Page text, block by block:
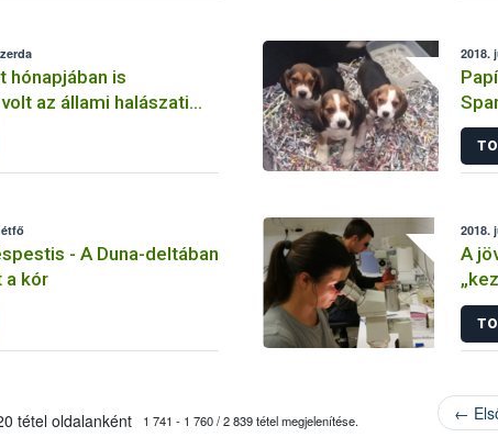
hónapjában is
az állami halászati
2018.
- A Duna-deltában
a kór
2018.
A
tétel oldalanként 1 741 - 1 760 / 2 839 tétel megjelenítése. ←